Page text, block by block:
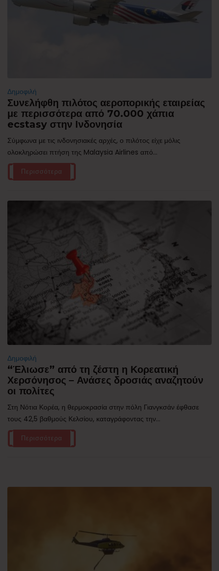
Δημοφιλή
Συνελήφθη πιλότος αεροπορικής εταιρείας
με περισσότερα από 70.000 χάπια
ecstasy στην Ινδονησία
Σύμφωνα με τις ινδονησιακές αρχές, ο πιλότος είχε μόλις
ολοκληρώσει πτήση της Malaysia Airlines από...
Περισσότερα
Δημοφιλή
“Έλιωσε” από τη ζέστη η Κορεατική
Χερσόνησος – Ανάσες δροσιάς αναζητούν
οι πολίτες
Στη Νότια Κορέα, η θερμοκρασία στην πόλη Γιανγκσάν έφθασε
τους 42,5 βαθμούς Κελσίου, καταγράφοντας την...
Περισσότερα